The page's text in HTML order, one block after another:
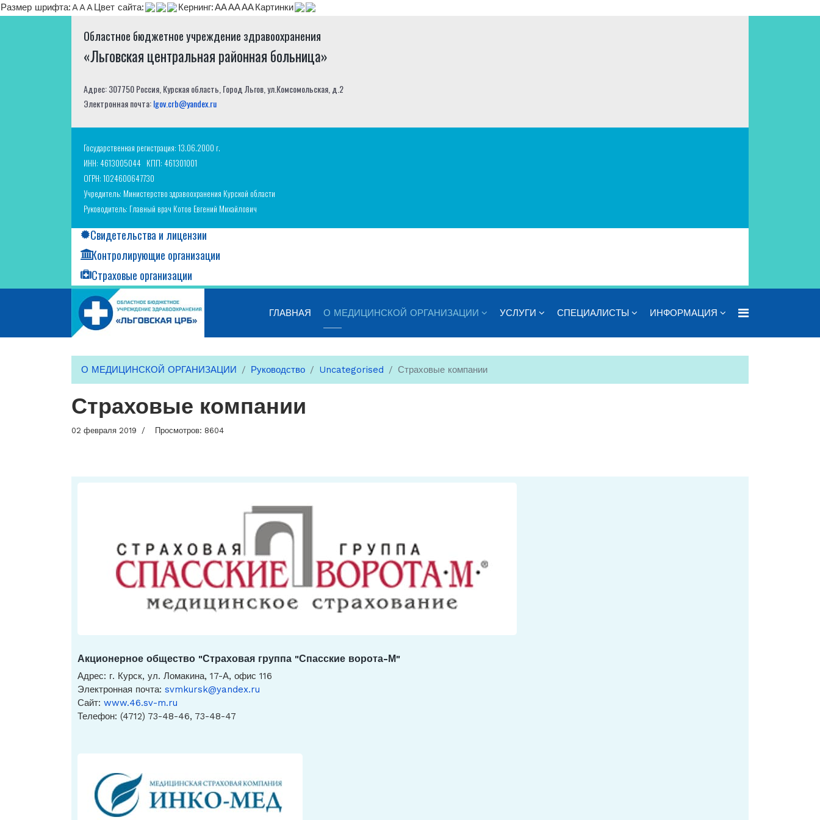
Размер шрифта:AAAЦвет сайта: Кернинг:ААААААКартинки
Областное бюджетное учреждение здравоохранения
«Льговская центральная районная больница»
Адрес: 307750 Россия, Курская область, Город Льгов, ул.Комсомольская, д.2
Электронная почта:lgov.crb@yandex.ru
Государственная регистрация: 13.06.2000 г.
ИНН: 4613005044 КПП: 461301001
ОГРН: 1024600647730
Учредитель: Министерство здравоохранения Курской области
Руководитель: Главный врач Котов Евгений Михайлович
Свидетельства и лицензии
Контролирующие организации
Страховые организации
ГЛАВНАЯ О МЕДИЦИНСКОЙ ОРГАНИЗАЦИИ УСЛУГИ СПЕЦИАЛИСТЫ ИНФОРМАЦИЯ
О МЕДИЦИНСКОЙ ОРГАНИЗАЦИИ Руководство Uncategorised Страховые компании
Страховые компании
02 февраля 2019 Просмотров: 8604
Акционерное общество "Страховая группа "Спасские ворота-М"
Адрес: г. Курск, ул. Ломакина, 17-А, офис 116
Электронная почта: svmkursk@yandex.ru
Сайт: www.46.sv-m.ru
Телефон: (4712) 73-48-46, 73-48-47